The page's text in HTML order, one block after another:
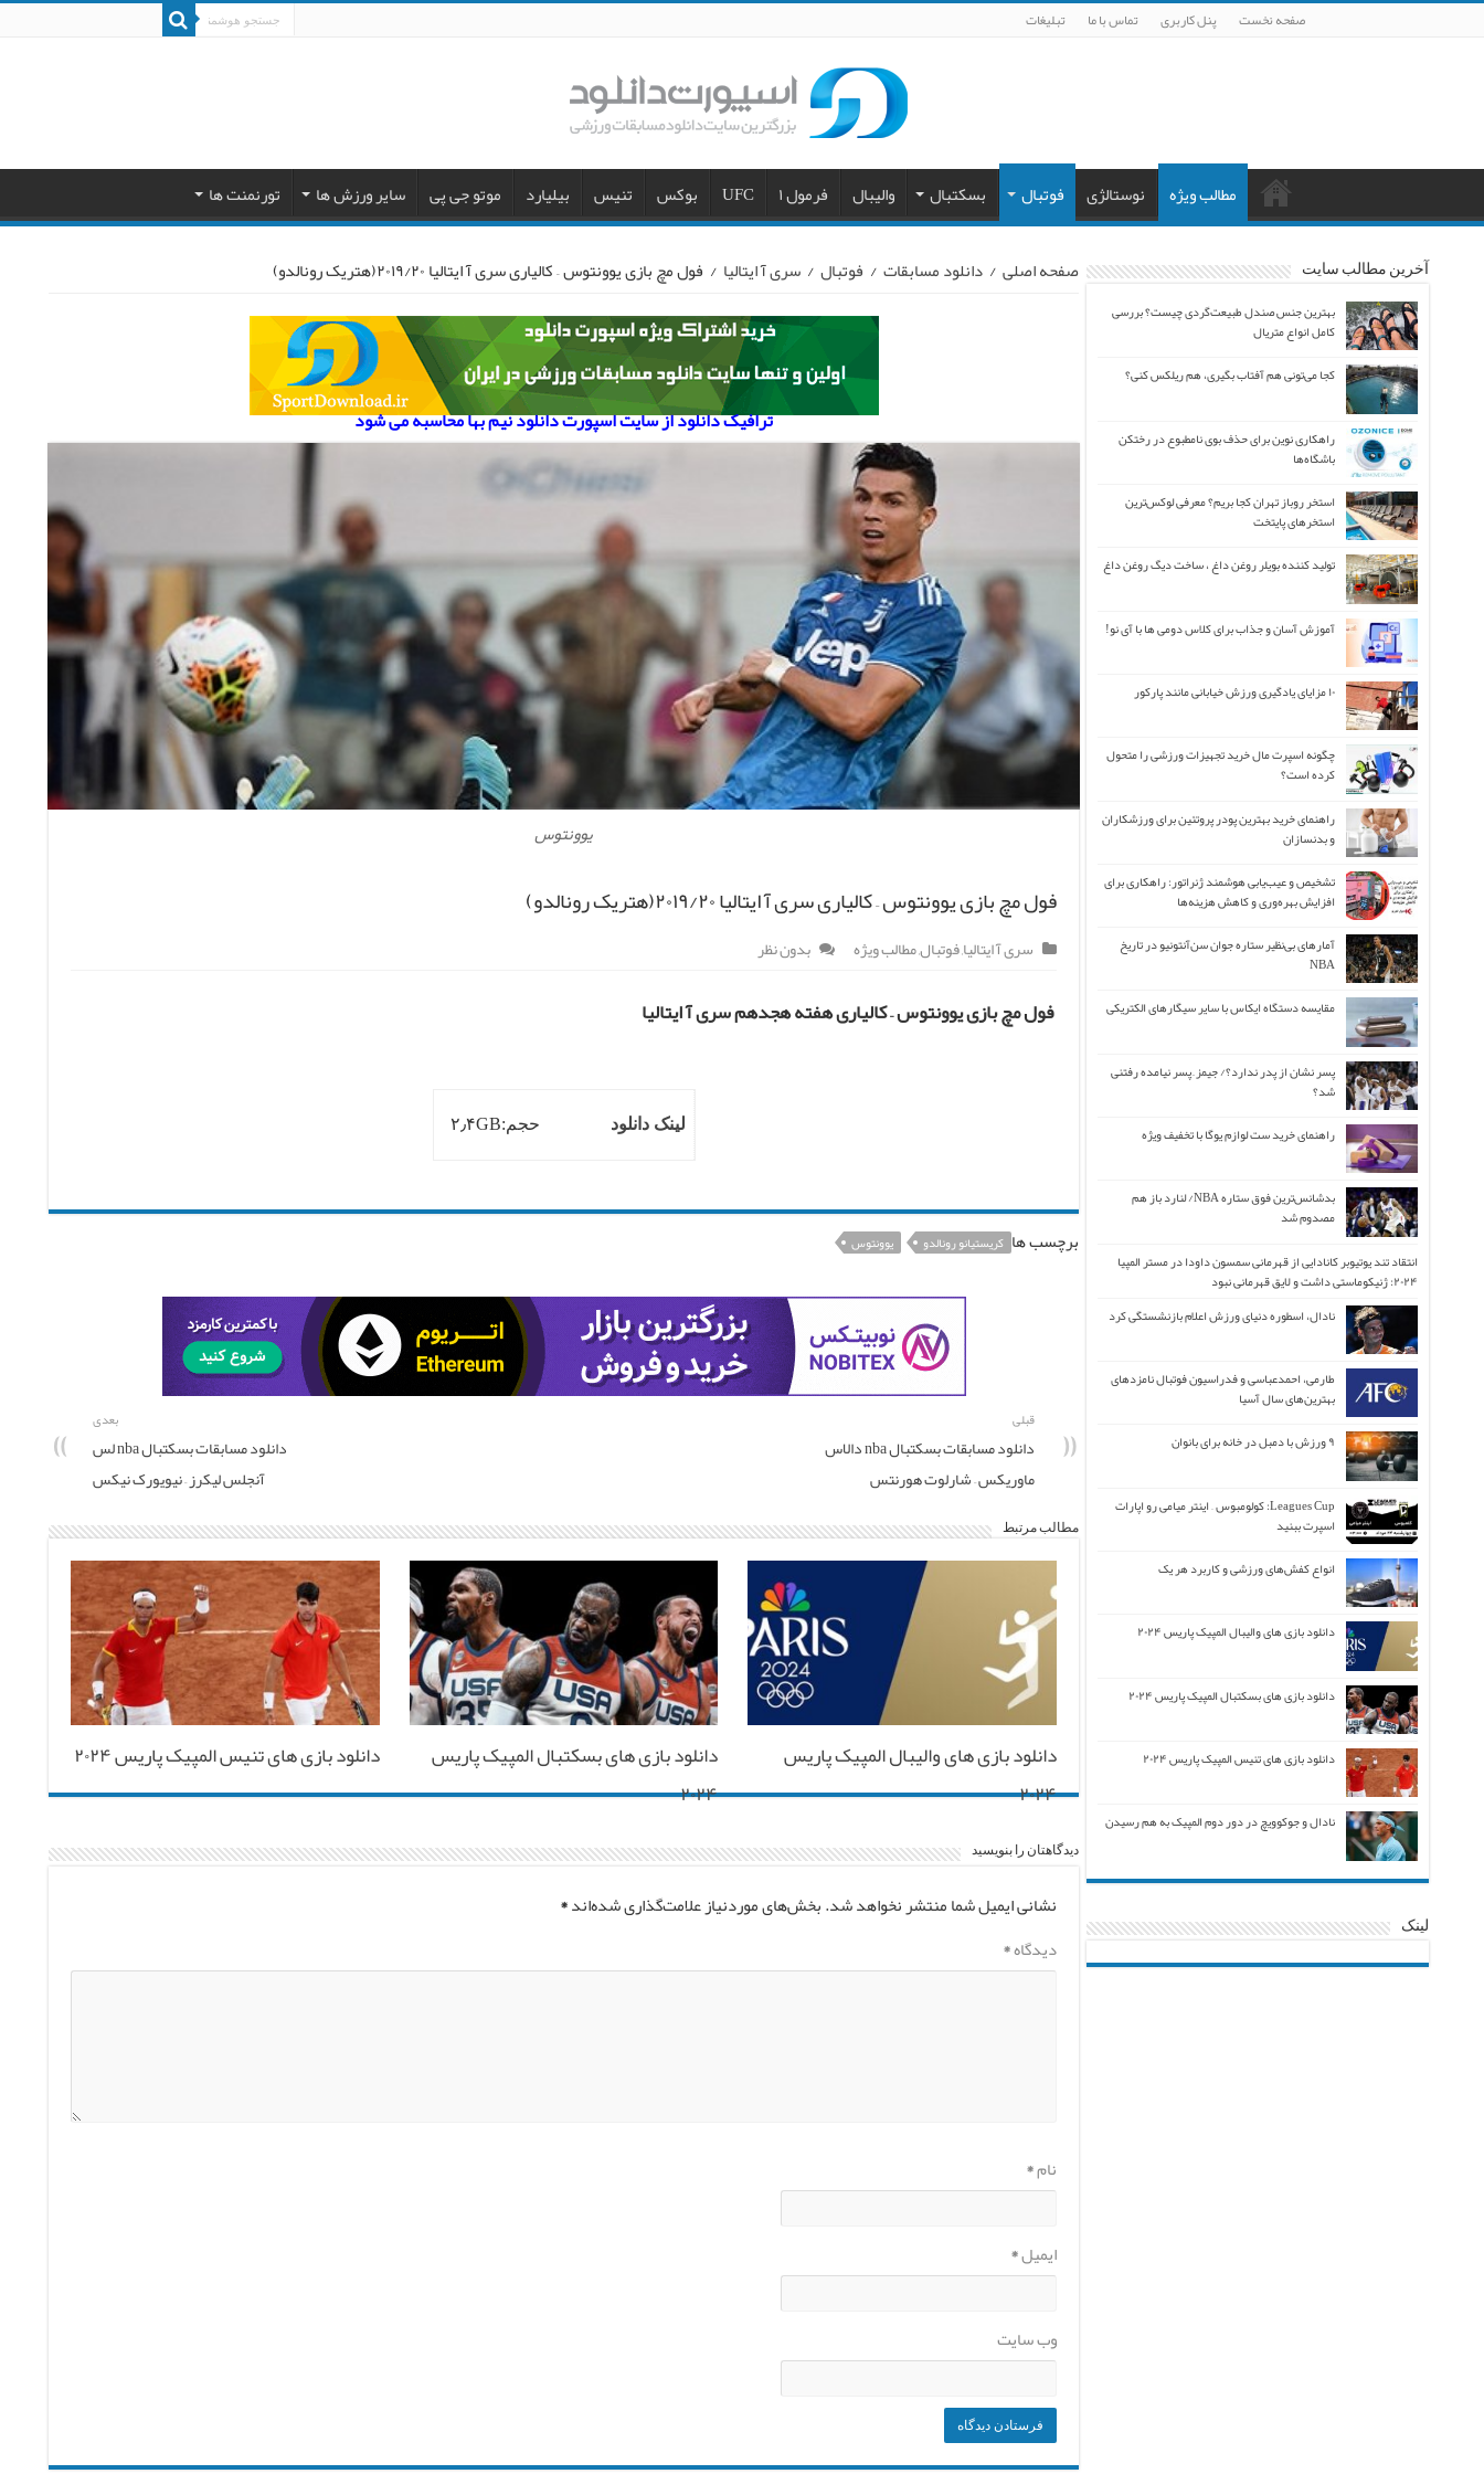
صفحه نخست پنل کاربری تماس با ما تبلیغات
مطالب ویژه نوستالژی فوتبال بسکتبال والیبال فرمول ۱ UFC بوکس تنیس بیلیارد موتو جی پی سایر ورزش ها تورنمنت ها
صفحه اصلی / دانلود مسابقات / فوتبال / سری آ ایتالیا / فول مچ بازی یوونتوس – کالیاری سری آ ایتالیا ۲۰۱۹/۲۰(هتریک رونالدو)
ترافیک دانلود از سایت اسپورت دانلود نیم بها محاسبه می شود
یوونتوس
فول مچ بازی یوونتوس – کالیاری سری آ ایتالیا ۲۰۱۹/۲۰(هتریک رونالدو)
سری آ ایتالیا,فوتبال,مطالب ویژه بدون نظر
فول مچ بازی یوونتوس – کالیاری هفته هجدهم سری آ ایتالیا
لینک دانلود حجم:۲٫۴GB
برچسب ها کریستیانو رونالدو یوونتوس
قبلی
دانلود مسابقات بسکتبال nba دالاس
ماوریکس – شارلوت هورنتس
بعدی
دانلود مسابقات بسکتبال nba لس
آنجلس لیکرز – نیویورک نیکس
مطالب مرتبط
دانلود بازی های والیبال المپیک پاریس
۲۰۲۴
دانلود بازی های بسکتبال المپیک پاریس
۲۰۲۴
دانلود بازی های تنیس المپیک پاریس ۲۰۲۴
دیدگاهتان را بنویسید
نشانی ایمیل شما منتشر نخواهد شد.بخش‌های موردنیاز علامت‌گذاری شده‌اند*
دیدگاه*
نام*
ایمیل*
وب‌ سایت
آخرین مطالب سایت
بهترین جنس صندل طبیعت‌گردی چیست؟ بررسی
کامل انواع متریال
کجا می‌تونی هم آفتاب بگیری، هم ریلکس کنی؟
راهکاری نوین برای حذف بوی نامطبوع در رختکن
باشگاه‌ها
استخر روباز تهران کجا بریم؟ معرفی لوکس‌ترین
استخرهای پایتخت
تولید کننده بویلر روغن داغ ، ساخت دیگ روغن داغ
آموزش آسان و جذاب برای کلاس دومی ها با آی نو!
۱۰ مزایای یادگیری ورزش خیابانی مانند پارکور
چگونه اسپرت مال خرید تجهیزات ورزشی را متحول
کرده است؟
راهنمای خرید بهترین پودر پروتئین برای ورزشکاران
و بدنسازان
تشخیص و عیب‌یابی هوشمند ژنراتور: راهکاری برای
افزایش بهره‌وری و کاهش هزینه‌ها
آمارهای بی‌نظیر ستاره جوان سن‌آنتونیو در تاریخ
NBA
مقایسه دستگاه ایکاس با سایر سیگارهای الکتریکی
پسر نشان از پدر ندارد؟/ جیمز ِ پسر نیامده رفتنی
شد؟
راهنمای خرید ست لوازم یوگا با تخفیف ویژه
بدشانس‌ترین فوق ستاره NBA/ لنارد باز هم
مصدوم شد
انتقاد تند یوتیوبر کانادایی از قهرمانی سمسون داودا در مستر المپیا
۲۰۲۴: ژنیکوماستی داشت و لایق قهرمانی نبود
نادال، اسطوره دنیای ورزش اعلام بازنشستگی کرد
طارمی، احمدعباسی و فدراسیون فوتبال نامزدهای
بهترین‌های سال آسیا
۹ ورزش با دمبل در خانه برای بانوان
Leagues Cup: کولومبوس – اینتر میامی رو اپارات
اسپرت ببنید
انواع کفش‌های ورزشی و کاربرد هر یک
دانلود بازی های والیبال المپیک پاریس ۲۰۲۴
دانلود بازی های بسکتبال المپیک پاریس ۲۰۲۴
دانلود بازی های تنیس المپیک پاریس ۲۰۲۴
نادال و جوکوویچ در دور دوم المپیک به هم رسیدن
لینک